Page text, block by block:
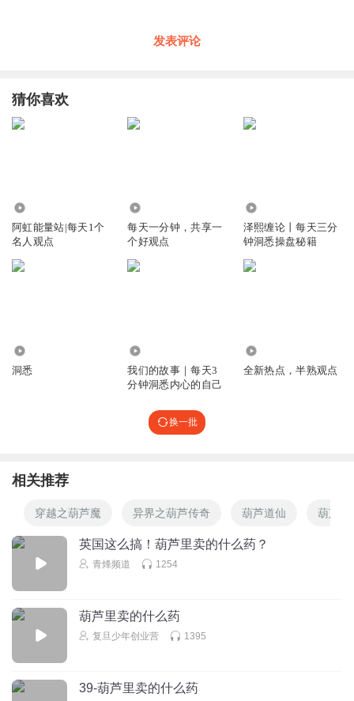
发表评论
猜你喜欢
阿虹能量站|每天1个
名人观点
每天一分钟，共享一
个好观点
泽熙缠论丨每天三分
钟洞悉操盘秘籍
洞悉
我们的故事｜每天3
分钟洞悉内心的自己
全新热点，半熟观点
换一批
相关推荐
穿越之葫芦魔 异界之葫芦传奇 葫芦道仙 葫芦仙
英国这么搞！葫芦里卖的什么药？
青烽频道 1254
葫芦里卖的什么药
复旦少年创业营 1395
39-葫芦里卖的什么药